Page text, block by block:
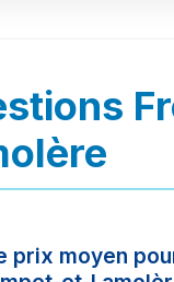
prix moyen